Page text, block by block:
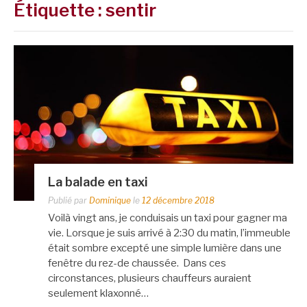
Étiquette :sentir
La balade en taxi
Publié par Dominique le 12 décembre 2018
Voilà vingt ans, je conduisais un taxi pour gagner ma
vie. Lorsque je suis arrivé à 2:30 du matin, l’immeuble
était sombre excepté une simple lumière dans une
fenêtre du rez-de chaussée. Dans ces
circonstances, plusieurs chauffeurs auraient
seulement klaxonné…